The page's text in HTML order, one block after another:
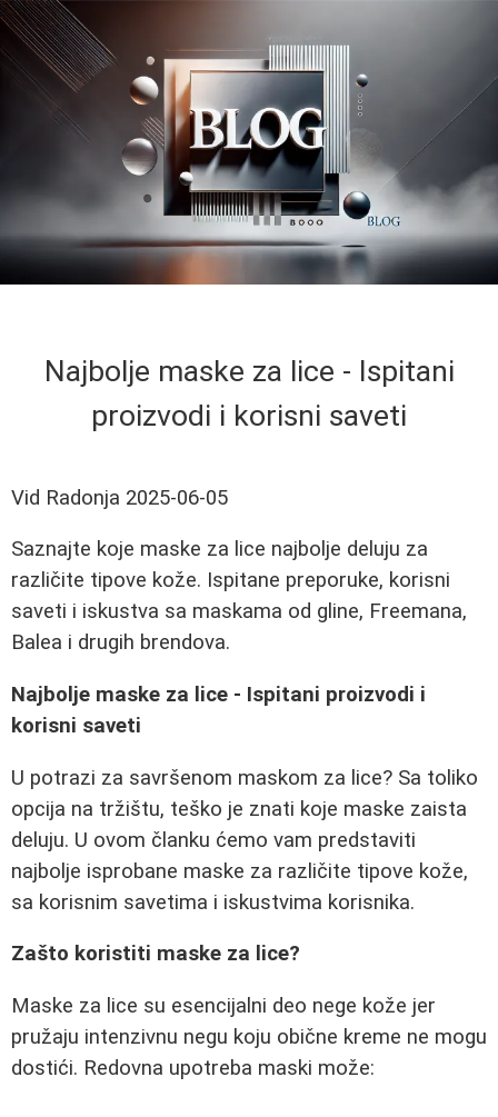
Najbolje maske za lice - Ispitani
proizvodi i korisni saveti
Vid Radonja 2025-06-05
Saznajte koje maske za lice najbolje deluju za
različite tipove kože. Ispitane preporuke, korisni
saveti i iskustva sa maskama od gline, Freemana,
Balea i drugih brendova.
Najbolje maske za lice - Ispitani proizvodi i
korisni saveti
U potrazi za savršenom maskom za lice? Sa toliko
opcija na tržištu, teško je znati koje maske zaista
deluju. U ovom članku ćemo vam predstaviti
najbolje isprobane maske za različite tipove kože,
sa korisnim savetima i iskustvima korisnika.
Zašto koristiti maske za lice?
Maske za lice su esencijalni deo nege kože jer
pružaju intenzivnu negu koju obične kreme ne mogu
dostići. Redovna upotreba maski može: